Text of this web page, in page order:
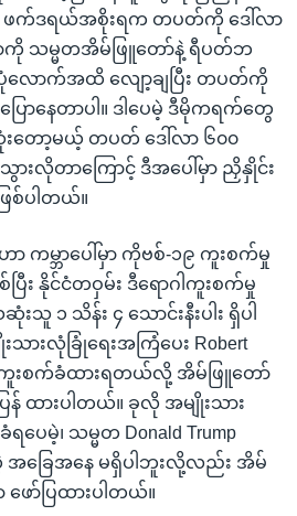
ဖက်ဒရယ်အစိုးရက တပတ်ကို ဒေါ်လာ
ကို သမ္မတအိမ်ဖြူတော်နဲ့ ရီပတ်ဘ
ောက်အထိ လျော့ချပြီး တပတ်ကို
ောနေတာပါ။ ဒါပေမဲ့ ဒီမိုကရက်တွေ
တော့မယ့် တပတ် ဒေါ်လာ ၆၀၀
ားလိုတာကြောင့် ဒီအပေါ်မှာ ညှိနှိုင်း
စ်ပါတယ်။
ကမ္ဘာပေါ်မှာ ကိုဗစ်-၁၉ ကူးစက်မှု
ပြီး နိုင်ငံတဝှမ်း ဒီရောဂါကူးစက်မှု
းသူ ၁ သိန်း ၄ သောင်းနီးပါး ရှိပါ
ားလုံခြုံရေးအကြံပေး Robert
ါ ကူးစက်ခံထားရတယ်လို့ အိမ်ဖြူတော်
ထားပါတယ်။ ခုလို အမျိုးသား
ေမဲ့၊ သမ္မတ Donald Trump
ခြေအနေ မရှိပါဘူးလို့လည်း အိမ်
ော်ပြထားပါတယ်။